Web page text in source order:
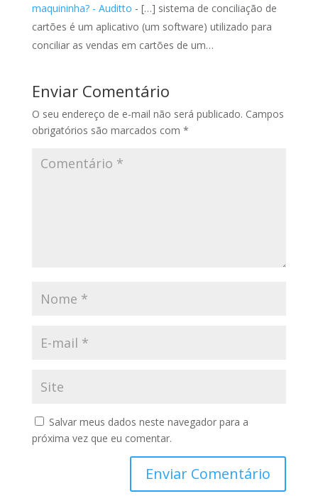
maquininha? - Auditto - […] sistema de conciliação de
cartões é um aplicativo (um software) utilizado para
conciliar as vendas em cartões de um…
Enviar Comentário
O seu endereço de e-mail não será publicado. Campos
obrigatórios são marcados com *
Salvar meus dados neste navegador para a
próxima vez que eu comentar.